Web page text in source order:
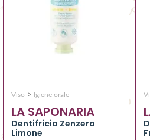
Viso > Igiene orale
LA SAPONARIA
Dentifricio Zenzero
Limone